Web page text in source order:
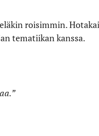
roisimmin.
tematiikan kanssa.